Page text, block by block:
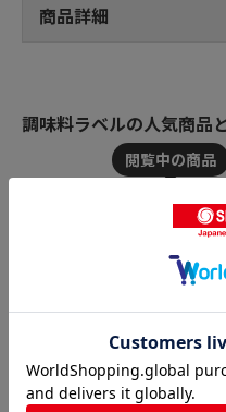
商品詳細
調味料ラベルの人気商品
内容表示ラベル山
（1シート10枚） 1個
（ご注文単位1個）
【直送品】